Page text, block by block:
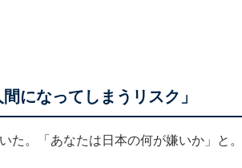
になってしまうリスク」
た。「あなたは日本の何が嫌いか」と。